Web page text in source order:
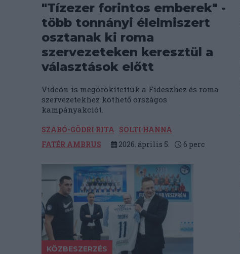
"Tízezer forintos emberek" -
több tonnányi élelmiszert
osztanak ki roma
szervezeteken keresztül a
választások előtt
Videón is megörökítettük a Fideszhez és roma
szervezetekhez köthető országos
kampányakciót.
SZABÓ-GÖDRI RITA SOLTI HANNA
FATÉR AMBRUS
2026. április 5. 6 perc
KÖZBESZERZÉS